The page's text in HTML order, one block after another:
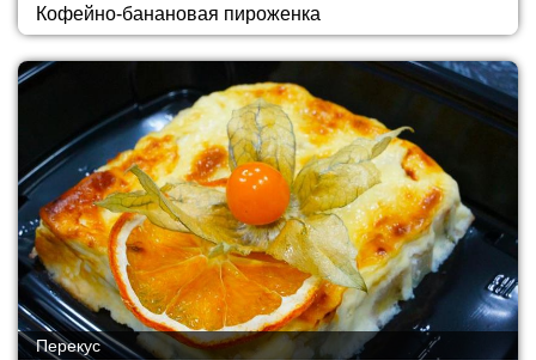
Кофейно-банановая пироженка
Перекус